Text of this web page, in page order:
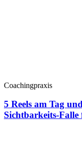
Coachingpraxis
5 Reels am Tag
Sichtbarkeits-Falle